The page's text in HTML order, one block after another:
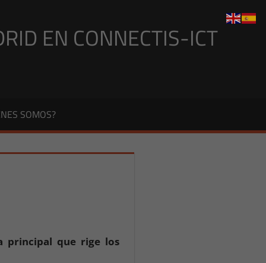
EN CONNECTIS-ICT
SOMOS?
principal que rige los